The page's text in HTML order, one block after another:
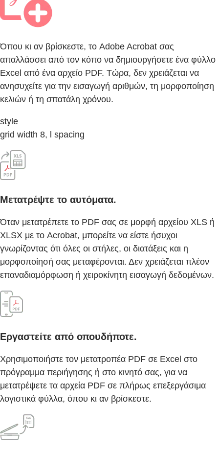
Όπου κι αν βρίσκεστε, το Adobe Acrobat σας
απαλλάσσει από τον κόπο να δημιουργήσετε ένα φύλλο
Excel από ένα αρχείο PDF. Τώρα, δεν χρειάζεται να
ανησυχείτε για την εισαγωγή αριθμών, τη μορφοποίηση
κελιών ή τη σπατάλη χρόνου.
style
grid width 8, l spacing
Μετατρέψτε το αυτόματα.
Όταν μετατρέπετε το PDF σας σε μορφή αρχείου XLS ή
XLSX με το Acrobat, μπορείτε να είστε ήσυχοι
γνωρίζοντας ότι όλες οι στήλες, οι διατάξεις και η
μορφοποίησή σας μεταφέρονται. Δεν χρειάζεται πλέον
επαναδιαμόρφωση ή χειροκίνητη εισαγωγή δεδομένων.
Εργαστείτε από οπουδήποτε.
Χρησιμοποιήστε τον μετατροπέα PDF σε Excel στο
πρόγραμμα περιήγησης ή στο κινητό σας, για να
μετατρέψετε τα αρχεία PDF σε πλήρως επεξεργάσιμα
λογιστικά φύλλα, όπου κι αν βρίσκεστε.